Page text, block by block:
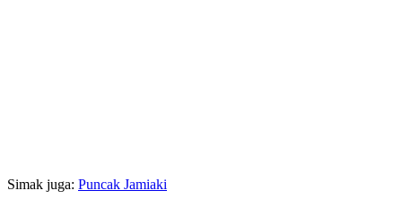
Simak juga: Puncak Jamiaki